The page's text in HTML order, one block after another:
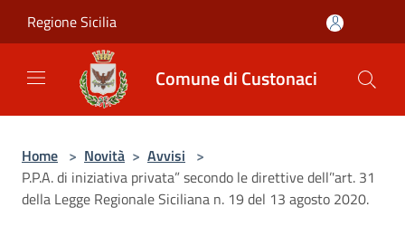
Regione Sicilia
Comune di Custonaci
Home > Novità > Avvisi >
P.P.A. di iniziativa privata” secondo le direttive dell’'art. 31
della Legge Regionale Siciliana n. 19 del 13 agosto 2020.